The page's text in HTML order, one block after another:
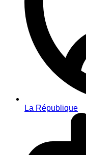
La République